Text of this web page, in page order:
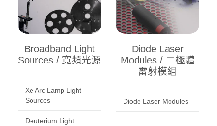
Broadband Light
Sources / 寬頻光源
Xe Arc Lamp Light
Sources
Deuterium Light
Diode Laser
Modules / 二極體
雷射模組
Diode Laser Modules